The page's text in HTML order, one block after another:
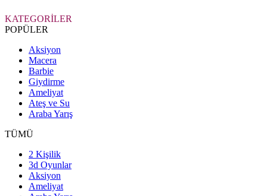
KATEGORİLER
POPÜLER
Aksiyon
Macera
Barbie
Giydirme
Ameliyat
Ateş ve Su
Araba Yarış
TÜMÜ
2 Kişilik
3d Oyunlar
Aksiyon
Ameliyat